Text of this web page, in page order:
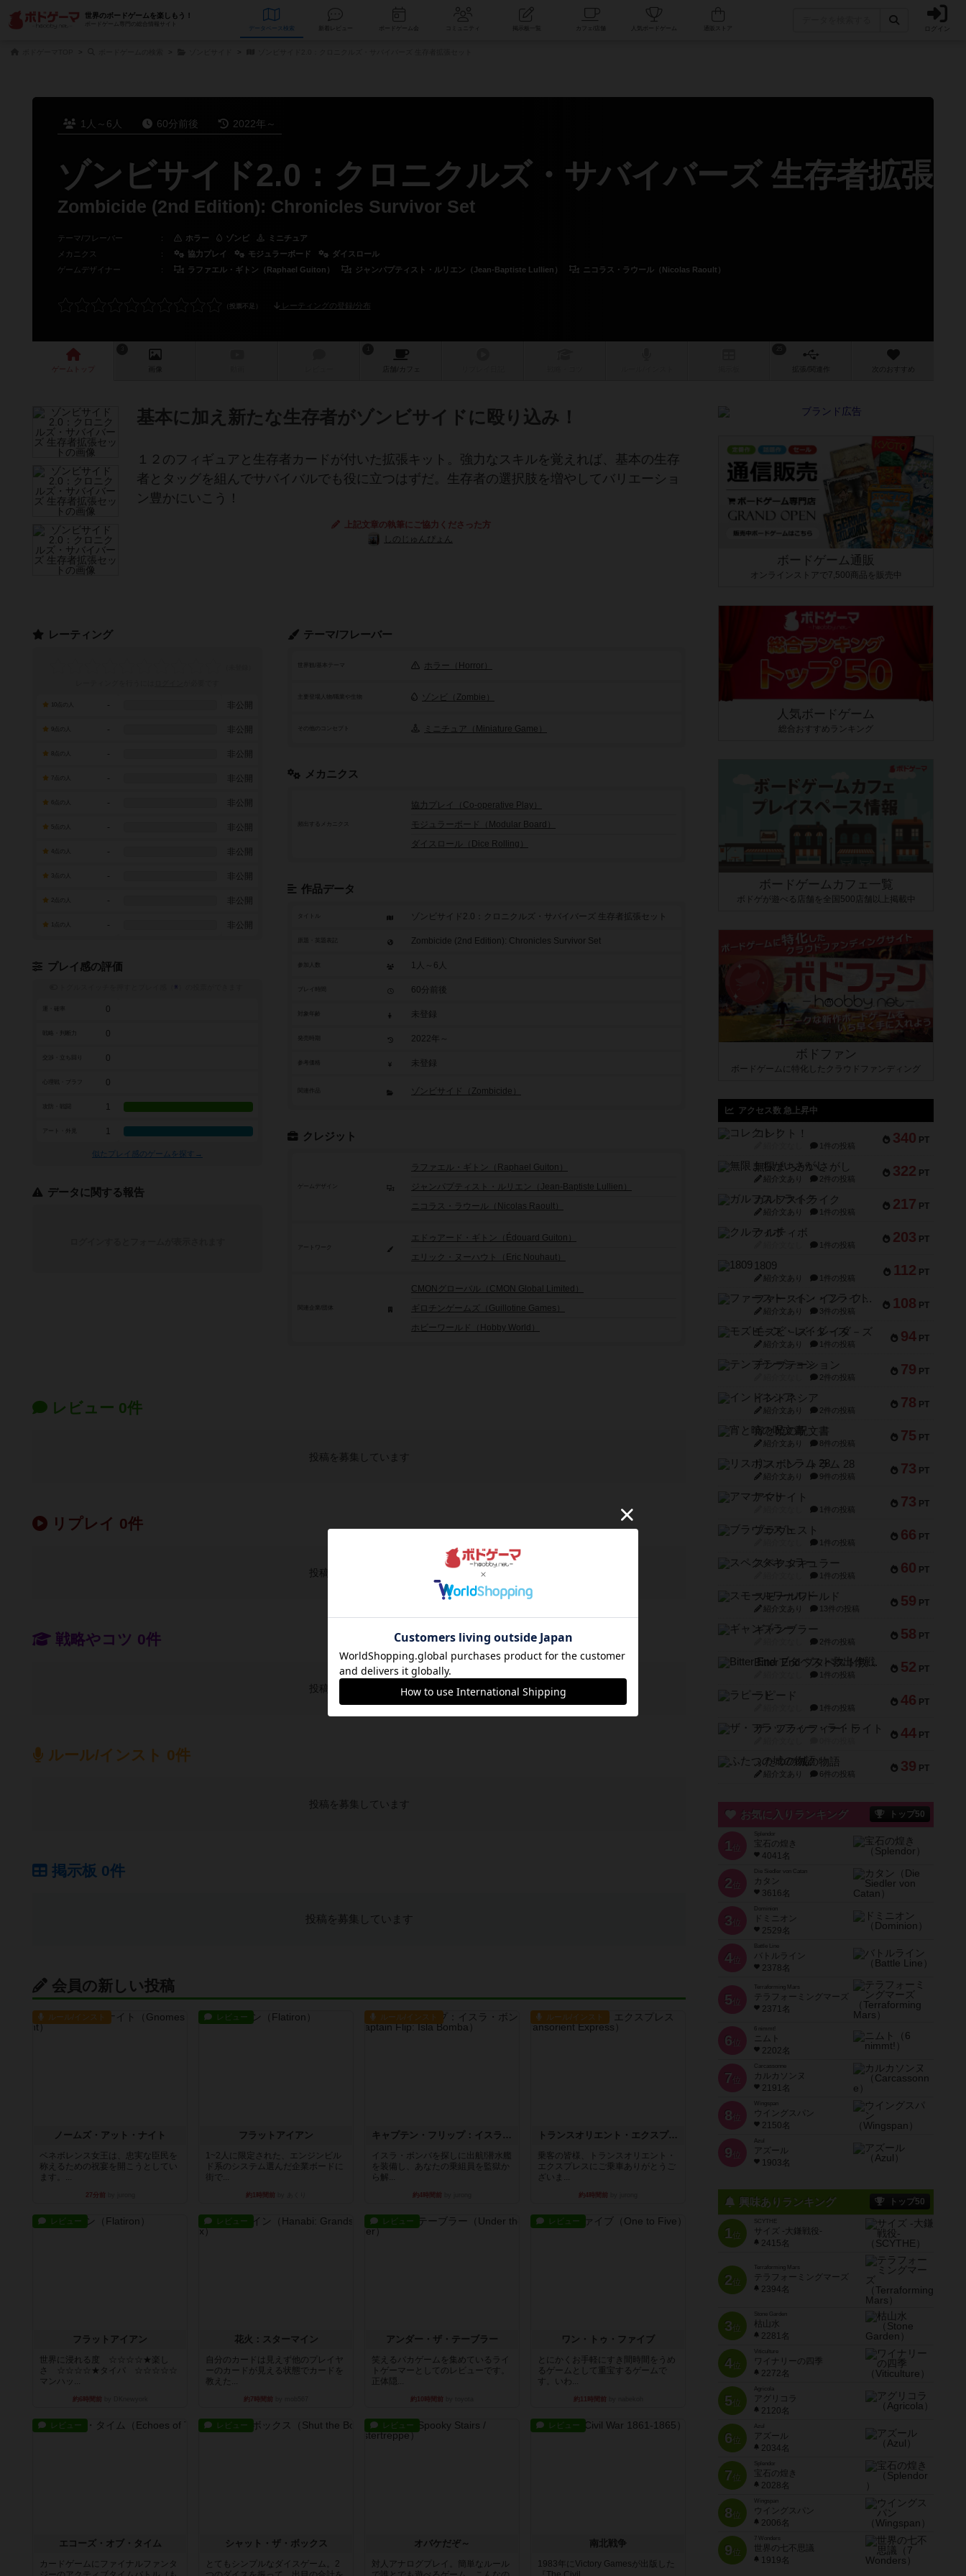
世界のボードゲームを楽しもう！
ボードゲーム専門の総合情報サイト
データベース コミュニティ 人気ボードゲーム ログイン
1人～6人 60分前後 2022年～
ゾンビサイド2.0：クロニクルズ・サバイバーズ 生存者拡張
Zombicide (2nd Edition): Chronicles Survivor Set
テーマ/フレーバー ： ホラー ゾンビ
ミニチュア
メカニクス
： 協力プレイ モジュラーボード
ダイスロール
ゲームデザイナー
： ラファエル・ギトン（Raphael Guiton） ジャンパプティスト・ルリエン（Jean-Baptiste Lullien） ニコラス・ラウール（Nicolas Raoult）
レーティングの登録/分布
ゲーム 画像 店舗/ カフェ 作 次のおすすめ
基本に加え新たな生存者がゾンビサイドに殴り込み！
１２のフィギュアと生存者カードが付いた拡張キット。強力なスキルを覚えれば、基本の生存
者とタッグを組んでサバイバルでも役に立つはずだ。生存者の選択肢を増やしてバリエーショ
ン豊かにいこう！
上記文章の執筆にご協力くださった方
しのじゅんぴょん
テーマ/フレーバー
世界観/基本テーマ ホラー（Horror）
ゾンビ（Zombie）
その他のコンセプト ミニチュア（Miniature Game）
メカニクス
頻出するメカニクス
協力プレイ（Co-operative Play）
モジュラーボード（Modular Board）
ダイスロール（Dice Rolling）
作品データ
タイトル ゾンビサイド2.0：クロニクルズ・サバイバーズ 生存者拡張セット
Zombicide (2nd Edition): Chronicles Survivor Set
参加人数 1人～6人
60分前後
未登録
2022年～
参考価格 未登録
関連作品 ゾンビサイド（Zombicide）
クレジット
ゲームデザイン
ラファエル・ギトン（Raphael Guiton）
ジャンパプティスト・ルリエン（Jean-Baptiste Lullien）
ニコラス・ラウール（Nicolas Raoult）
アートワーク
エドゥアード・ギトン（Édouard Guiton）
エリック・ヌーハウト（Eric Nouhaut）
CMONグローバル（CMON Global Limited）
ギロチンゲームズ（Guillotine Games）
ホビーワールド（Hobby World）
レーティング
- 非公開
- 非公開
- 非公開
7点の人 - 非公開
- 非公開
- 非公開
- 非公開
- 非公開
- 非公開
- 非公開
プレイ感の評価
※
0
戦略・判断力 0
0
0
1
アート・外見 1
似たプレイ感のゲームを探す→
データに関する報告
レビュー 0件
投稿を募集しています
リプレイ 0件
投稿を募集しています
戦略やコツ 0件
投稿を募集しています
ルール/インスト 0件
投稿を募集しています
掲示板 0件
投稿を募集しています
会員の新しい投稿
ルール/インスト
ノームズ・アット・ナイト
ベネボレンス女王は、忠実な臣民を
称えるための祝宴を開こうとしてい
ます。...
27分前
レビュー
フラットアイアン
1~2人に限定された、エンジンビル
ド系のシステム選んだ企業ボードに
街で...
約1時間前
ルール/インスト
キャプテン・フリップ：イスラ・ボンバ
イスラ・ボンバを探しに出航!潜水艦
を装備し、あなたの乗組員を監獄か
ら解...
約4時間前
ルール/インスト
トランスオリエント・エクスプレス
乗客の皆様、トランスオリエント・
エクスプレスにご乗車ありがとうご
ざいま...
約4時間前
レビュー
フラットアイアン
世界に浸れる度 ☆☆☆☆★楽し
さ ☆☆☆☆★タイパ ☆☆☆☆☆
マンハッ...
約6時間前
レビュー
花火：スターマイン
自分のカードは見えず他のプレイヤ
ーのカードが見える状態でカードを
教えた...
約7時間前
レビュー
アンダー・ザ・テーブラー
笑えるバカゲームを集めているライ
トゲーマーとしてのレビューです。
正体隠...
約10時間前
レビュー
ワン・トゥ・ファイブ
とにかくお手軽にすき間時間をうめ
るゲームとして重宝するゲームで
す。いわ...
約11時間前
レビュー
エコーズ・オブ・タイム
カードゲームにファイナルファンタ
レビュー
シャット・ザ・ボックス
とてもシンプルなダイスゲーム。2
レビュー
オバケだぞ～
対人アナログプレイ。簡単なルール
レビュー
南北戦争
1983年にVictory Gamesが出版した
ボードゲーム通販
オンラインストアで7,500商品を販売中
人気ボードゲーム
総合おすすめランキング
ボードゲームカフェ一覧
ボドゲが遊べる店舗を全国500店舗以上掲載中
ボドファン
ボードゲームに特化したクラウドファンディング
アクセス数 急上昇中
340 PT
コレクト！
1件の投稿
322 PT
無限まちがいさがし
紹介文あり 2件の投稿
217 PT
ガルフストライク
紹介文あり 1件の投稿
203 PT
クルティボ
1件の投稿
112 PT
1809
紹介文あり 1件の投稿
108 PT
ファースト・イン・フライト
紹介文あり 3件の投稿
94 PT
モズビ－ズ・レイダ－ズ
紹介文あり 1件の投稿
79 PT
テンプテーション
2件の投稿
78 PT
インドネシア
紹介文あり 2件の投稿
75 PT
宵と暁の呪文書
紹介文あり 8件の投稿
73 PT
リスボン・トラム 28
紹介文あり 9件の投稿
73 PT
アマナイト
1件の投稿
66 PT
ブラヴェスト
1件の投稿
60 PT
スペクタキュラー
1件の投稿
59 PT
スモールワールド
紹介文あり 13件の投稿
58 PT
ギャンブラー
2件の投稿
52 PT
Bitter End ブタペスト救出作戦
1件の投稿
46 PT
ラピード
1件の投稿
44 PT
ザ・フラッフィー・ライト
39 PT
ふたつの城の物語
紹介文あり 6件の投稿
お気に入りランキング トップ50
1 位
宝石の煌き
4041名
2 位
Die Siedler von Catan
カタン
3616名
3 位
ドミニオン
2529名
4位
Battle Line
バトルライン
2378名
5 位
Terraforming Mars
テラフォーミングマーズ
2371名
6 位
ニムト
2202名
7 位
Carcassonne
カルカソンヌ
2191名
8 位
Wingspan
ウイングスパン
2150名
9 位
Azul
アズール
1903名
興味ありランキング トップ50
1位
SCYTHE
サイズ -大鎌戦役-
2415名
2位
Terraforming Mars
テラフォーミングマーズ
2394名
3位
Stone Garden
枯山水
2281名
4位
Viticulture
ワイナリーの四季
2272名
5位
Agricola
アグリコラ
2120名
6位
Azul
アズール
2034名
7位
宝石の煌き
2028名
8位
Wingspan
ウイングスパン
2006名
9位
7 Wonders
世界の七不思議
1919名